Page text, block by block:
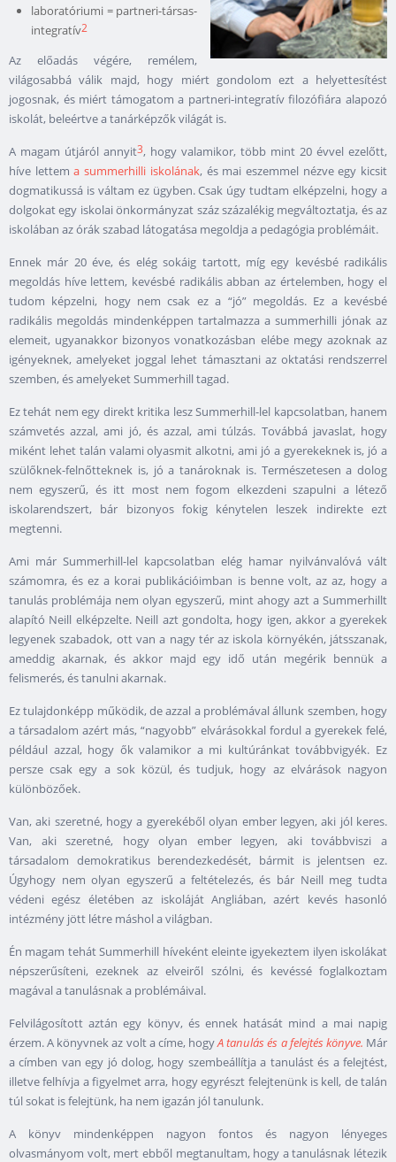
laboratóriumi = partneri-társas-
integratív2
Az előadás végére, remélem,
világosabbá válik majd, hogy miért gondolom ezt a helyettesítést
jogosnak, és miért támogatom a partneri-integratív filozófiára alapozó
iskolát, beleértve a tanárképzők világát is.
A magam útjáról annyit3, hogy valamikor, több mint 20 évvel ezelőtt,
híve lettema summerhilli iskolának, és mai eszemmel nézve egy kicsit
dogmatikussá is váltam ez ügyben. Csak úgy tudtam elképzelni, hogy a
dolgokat egy iskolai önkormányzat száz százalékig megváltoztatja, és az
iskolában az órák szabad látogatása megoldja a pedagógia problémáit.
Ennek már 20 éve, és elég sokáig tartott, míg egy kevésbé radikális
megoldás híve lettem, kevésbé radikális abban az értelemben, hogy el
tudom képzelni, hogy nem csak ez a “jó” megoldás. Ez a kevésbé
radikális megoldás mindenképpen tartalmazza a summerhilli jónak az
elemeit, ugyanakkor bizonyos vonatkozásban elébe megy azoknak az
igényeknek, amelyeket joggal lehet támasztani az oktatási rendszerrel
szemben, és amelyeket Summerhill tagad.
Ez tehát nem egy direkt kritika lesz Summerhill-lel kapcsolatban, hanem
számvetés azzal, ami jó, és azzal, ami túlzás. Továbbá javaslat, hogy
miként lehet talán valami olyasmit alkotni, ami jó a gyerekeknek is, jó a
szülőknek-felnőtteknek is, jó a tanároknak is. Természetesen a dolog
nem egyszerű, és itt most nem fogom elkezdeni szapulni a létező
iskolarendszert, bár bizonyos fokig kénytelen leszek indirekte ezt
megtenni.
Ami már Summerhill-lel kapcsolatban elég hamar nyilvánvalóvá vált
számomra, és ez a korai publikációimban is benne volt, az az, hogy a
tanulás problémája nem olyan egyszerű, mint ahogy azt a Summerhillt
alapító Neill elképzelte. Neill azt gondolta, hogy igen, akkor a gyerekek
legyenek szabadok, ott van a nagy tér az iskola környékén, játsszanak,
ameddig akarnak, és akkor majd egy idő után megérik bennük a
felismerés, és tanulni akarnak.
Ez tulajdonképp működik, de azzal a problémával állunk szemben, hogy
a társadalom azért más, “nagyobb” elvárásokkal fordul a gyerekek felé,
például azzal, hogy ők valamikor a mi kultúránkat továbbvigyék. Ez
persze csak egy a sok közül, és tudjuk, hogy az elvárások nagyon
különbözőek.
Van, aki szeretné, hogy a gyerekéből olyan ember legyen, aki jól keres.
Van, aki szeretné, hogy olyan ember legyen, aki továbbviszi a
társadalom demokratikus berendezkedését, bármit is jelentsen ez.
Úgyhogy nem olyan egyszerű a feltételezés, és bár Neill meg tudta
védeni egész életében az iskoláját Angliában, azért kevés hasonló
intézmény jött létre máshol a világban.
Én magam tehát Summerhill híveként eleinte igyekeztem ilyen iskolákat
népszerűsíteni, ezeknek az elveiről szólni, és kevéssé foglalkoztam
magával a tanulásnak a problémáival.
Felvilágosított aztán egy könyv, és ennek hatását mind a mai napig
érzem. A könyvnek az volt a címe, hogyA tanulás és a felejtés könyve. Már
a címben van egy jó dolog, hogy szembeállítja a tanulást és a felejtést,
illetve felhívja a figyelmet arra, hogy egyrészt felejtenünk is kell, de talán
túl sokat is felejtünk, ha nem igazán jól tanulunk.
A könyv mindenképpen nagyon fontos és nagyon lényeges
olvasmányom volt, mert ebből megtanultam, hogy a tanulásnak létezik